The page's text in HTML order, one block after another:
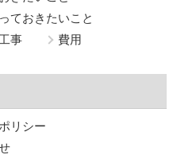
ておきたいこと
事 費用
リシー